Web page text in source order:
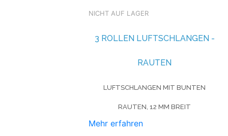
NICHT AUF LAGER
3 ROLLEN LUFTSCHLANGEN -
RAUTEN
LUFTSCHLANGEN MIT BUNTEN
RAUTEN, 12 MM BREIT
Mehr erfahren